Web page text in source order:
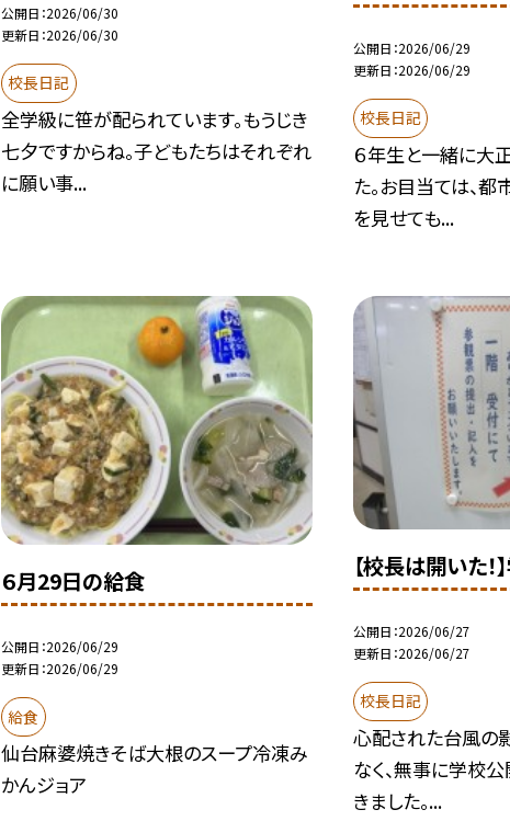
公開日 2026/06/30
更新日 2026/06/30
校長日記
全学級に笹が配られています。もうじき
七夕ですからね。子どもたちはそれぞれ
に願い事...
公開日 2026/06/29
更新日 2026/06/29
校長日記
６年生と一緒に大
た。お目当ては、
を見せても...
６月29日の給食
公開日 2026/06/29
更新日 2026/06/29
給食
仙台麻婆焼きそば大根のスープ冷凍み
かんジョア
【校長は開いた
公開日 2026/06/27
更新日 2026/06/27
校長日記
心配された台風の
なく、無事に学校
きました。...